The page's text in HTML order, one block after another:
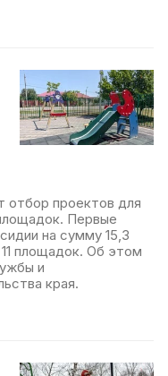
отбор проектов для
Первые
на сумму 15,3
площадок. Об этом
и
края.